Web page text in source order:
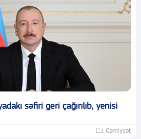
səfiri geri çağırılıb, yenisi
Cəmiyyət